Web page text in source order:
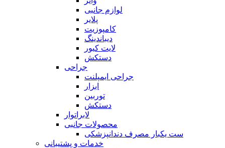
لوازم جانبی
پلایر
کامپوزیت
دیباندینگ
لایت کیور
دستکش
جراحی
جراحی ایمپلنت
ابزار
توربین
دستکش
لابراتوار
محصولات جانبی
ست یکبار مصرف دندانپزشکی
خدمات و پشتیبانی